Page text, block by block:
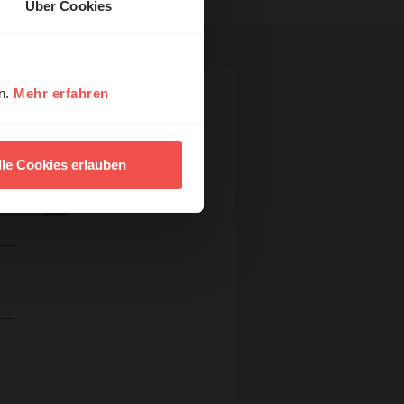
Über Cookies
Mehr erfahren
Cookies erlauben